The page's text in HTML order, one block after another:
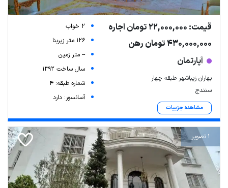
قیمت: 22,000,000 تومان اجاره
430,000,000 تومان رهن
آپارتمان
بهاران زیباشهر طبقه چهار
سنندج
مشاهده جزییات
2 خواب
126 متر زیربنا
-- متر زمین
سال ساخت 1392
شماره طبقه: 4
آسانسور: دارد
1 تصویر